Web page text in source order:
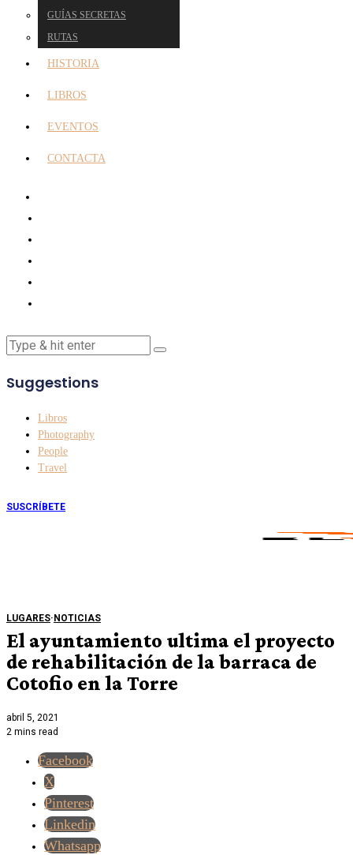
GUÍAS SECRETAS
RUTAS
HISTORIA
LIBROS
EVENTOS
CONTACTA
Suggestions
Libros
Photography
People
Travel
SUSCRÍBETE
LUGARES·NOTICIAS
El ayuntamiento ultima el proyecto
de rehabilitación de la barraca de
Cotofio en la Torre
abril 5, 2021
2 mins read
Facebook
X
Pinterest
Linkedin
Whatsapp